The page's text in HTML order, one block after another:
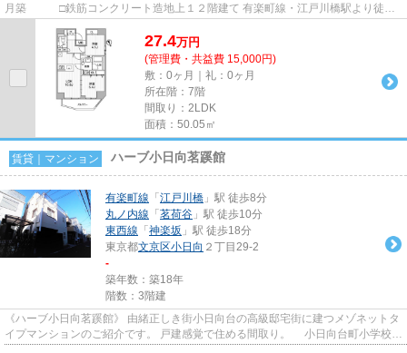
月築 □鉄筋コンクリート造地上１２階建て 有楽町線・江戸川橋駅より徒歩
27.4万円
(管理費・共益費 15,000円)
敷：0ヶ月｜礼：0ヶ月
所在階：7階
間取り：2LDK
面積：50.05㎡
賃貸｜マンション ハーブ小日向茗蹊館
有楽町線 「 江戸川橋 」駅 徒歩8分
丸ノ内線 「 茗荷谷 」駅 徒歩10分
東西線 「 神楽坂 」駅 徒歩18分
東京都文京区小日向 ２丁目29-2
-
築年数：築18年
階数：3階建
《ハーブ小日向茗蹊館》 由緒正しき街小日向台の高級邸宅街に建つメゾネットタ
イプマンションのご紹介です。 戸建感覚で住める間取り。 小日向台町小学校学